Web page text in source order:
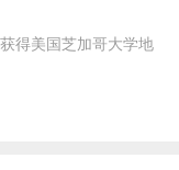
得美国芝加哥大学地